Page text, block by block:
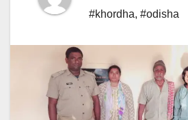
#khordha, #odisha